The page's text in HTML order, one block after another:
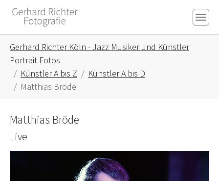
Skip to main content
Skip to page footer
Gerhard Richter Köln - Jazz Musiker und Künstler
Portrait Fotos
Künstler A bis Z
Künstler A bis D
Matthias Bröde
Matthias Bröde
Live
Show larger version for: